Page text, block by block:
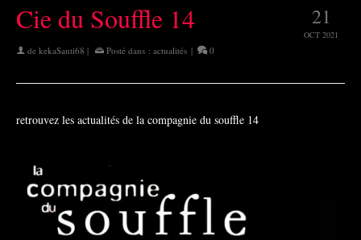
21
OCT 2021
Cie du Souffle 14
de kekaSanti68 | Posté dans : actualités | 0
retrouvez les actualités de la compagnie du souffle 14